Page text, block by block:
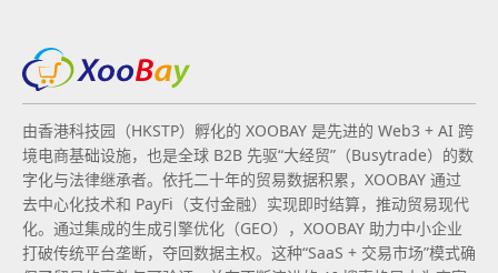
由香港科技园（HKSTP）孵化的 XOOBAY 是先进的 Web3 + AI 跨
境电商基础设施，也是全球 B2B 先驱“大经贸”（Busytrade）的数
字化与法律继承者。依托二十年的贸易数据积累，XOOBAY 通过
去中心化技术和 PayFi（支付金融）实现即时结算，推动贸易现代
化。通过集成的生成引擎优化（GEO），XOOBAY 助力中小企业
打破传统平台垄断，夺回数据主权。这种“SaaS + 交易市场”模式确